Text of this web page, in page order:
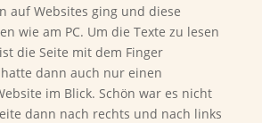
auf Websites ging und diese
wie am PC. Um die Texte zu lesen
die Seite mit dem Finger
dann auch nur einen
im Blick. Schön war es nicht
dann nach rechts und nach links